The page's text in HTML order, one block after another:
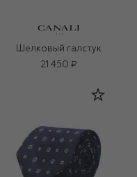
Шелковый галстук
21 450 ₽